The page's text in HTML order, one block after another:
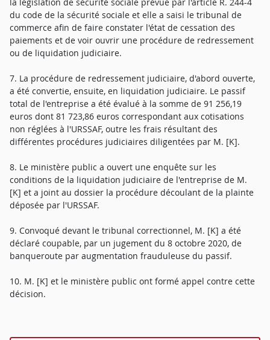
du code de la sécurité sociale et elle a saisi le tribunal de
commerce afin de faire constater l'état de cessation des
paiements et de voir ouvrir une procédure de redressement
ou de liquidation judiciaire.
7. La procédure de redressement judiciaire, d'abord ouverte,
a été convertie, ensuite, en liquidation judiciaire. Le passif
total de l'entreprise a été évalué à la somme de 91 256,19
euros dont 81 723,86 euros correspondant aux cotisations
non réglées à l'URSSAF, outre les frais résultant des
différentes procédures judiciaires diligentées par M. [K].
8. Le ministère public a ouvert une enquête sur les
conditions de la liquidation judiciaire de l'entreprise de M.
[K] et a joint au dossier la procédure découlant de la plainte
déposée par l'URSSAF.
9. Convoqué devant le tribunal correctionnel, M. [K] a été
déclaré coupable, par un jugement du 8 octobre 2020, de
banqueroute par augmentation frauduleuse du passif.
10. M. [K] et le ministère public ont formé appel contre cette
décision.